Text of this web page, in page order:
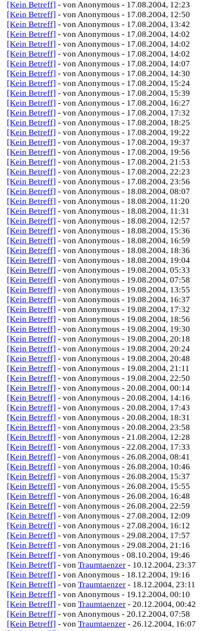
[Kein Betreff] - von Anonymous - 17.08.2004, 12:23
[Kein Betreff] - von Anonymous - 17.08.2004, 12:50
[Kein Betreff] - von Anonymous - 17.08.2004, 13:42
[Kein Betreff] - von Anonymous - 17.08.2004, 14:02
[Kein Betreff] - von Anonymous - 17.08.2004, 14:02
[Kein Betreff] - von Anonymous - 17.08.2004, 14:02
[Kein Betreff] - von Anonymous - 17.08.2004, 14:07
[Kein Betreff] - von Anonymous - 17.08.2004, 14:30
[Kein Betreff] - von Anonymous - 17.08.2004, 15:24
[Kein Betreff] - von Anonymous - 17.08.2004, 15:39
[Kein Betreff] - von Anonymous - 17.08.2004, 16:27
[Kein Betreff] - von Anonymous - 17.08.2004, 17:32
[Kein Betreff] - von Anonymous - 17.08.2004, 18:25
[Kein Betreff] - von Anonymous - 17.08.2004, 19:22
[Kein Betreff] - von Anonymous - 17.08.2004, 19:37
[Kein Betreff] - von Anonymous - 17.08.2004, 19:56
[Kein Betreff] - von Anonymous - 17.08.2004, 21:53
[Kein Betreff] - von Anonymous - 17.08.2004, 22:23
[Kein Betreff] - von Anonymous - 17.08.2004, 23:56
[Kein Betreff] - von Anonymous - 18.08.2004, 08:07
[Kein Betreff] - von Anonymous - 18.08.2004, 11:20
[Kein Betreff] - von Anonymous - 18.08.2004, 11:31
[Kein Betreff] - von Anonymous - 18.08.2004, 12:57
[Kein Betreff] - von Anonymous - 18.08.2004, 15:36
[Kein Betreff] - von Anonymous - 18.08.2004, 16:59
[Kein Betreff] - von Anonymous - 18.08.2004, 18:36
[Kein Betreff] - von Anonymous - 18.08.2004, 19:04
[Kein Betreff] - von Anonymous - 19.08.2004, 05:33
[Kein Betreff] - von Anonymous - 19.08.2004, 07:58
[Kein Betreff] - von Anonymous - 19.08.2004, 13:55
[Kein Betreff] - von Anonymous - 19.08.2004, 16:37
[Kein Betreff] - von Anonymous - 19.08.2004, 17:32
[Kein Betreff] - von Anonymous - 19.08.2004, 18:56
[Kein Betreff] - von Anonymous - 19.08.2004, 19:30
[Kein Betreff] - von Anonymous - 19.08.2004, 20:18
[Kein Betreff] - von Anonymous - 19.08.2004, 20:24
[Kein Betreff] - von Anonymous - 19.08.2004, 20:48
[Kein Betreff] - von Anonymous - 19.08.2004, 21:11
[Kein Betreff] - von Anonymous - 19.08.2004, 22:50
[Kein Betreff] - von Anonymous - 20.08.2004, 00:14
[Kein Betreff] - von Anonymous - 20.08.2004, 14:16
[Kein Betreff] - von Anonymous - 20.08.2004, 17:43
[Kein Betreff] - von Anonymous - 20.08.2004, 18:31
[Kein Betreff] - von Anonymous - 20.08.2004, 23:58
[Kein Betreff] - von Anonymous - 21.08.2004, 12:28
[Kein Betreff] - von Anonymous - 22.08.2004, 17:33
[Kein Betreff] - von Anonymous - 26.08.2004, 08:41
[Kein Betreff] - von Anonymous - 26.08.2004, 10:46
[Kein Betreff] - von Anonymous - 26.08.2004, 15:37
[Kein Betreff] - von Anonymous - 26.08.2004, 15:55
[Kein Betreff] - von Anonymous - 26.08.2004, 16:48
[Kein Betreff] - von Anonymous - 26.08.2004, 22:59
[Kein Betreff] - von Anonymous - 27.08.2004, 12:09
[Kein Betreff] - von Anonymous - 27.08.2004, 16:12
[Kein Betreff] - von Anonymous - 29.08.2004, 17:57
[Kein Betreff] - von Anonymous - 29.08.2004, 21:16
[Kein Betreff] - von Anonymous - 08.10.2004, 19:46
[Kein Betreff] - von Traumtaenzer - 10.12.2004, 23:37
[Kein Betreff] - von Anonymous - 18.12.2004, 19:16
[Kein Betreff] - von Traumtaenzer - 18.12.2004, 23:11
[Kein Betreff] - von Anonymous - 19.12.2004, 00:10
[Kein Betreff] - von Traumtaenzer - 20.12.2004, 00:42
[Kein Betreff] - von Anonymous - 20.12.2004, 07:58
[Kein Betreff] - von Traumtaenzer - 26.12.2004, 16:07